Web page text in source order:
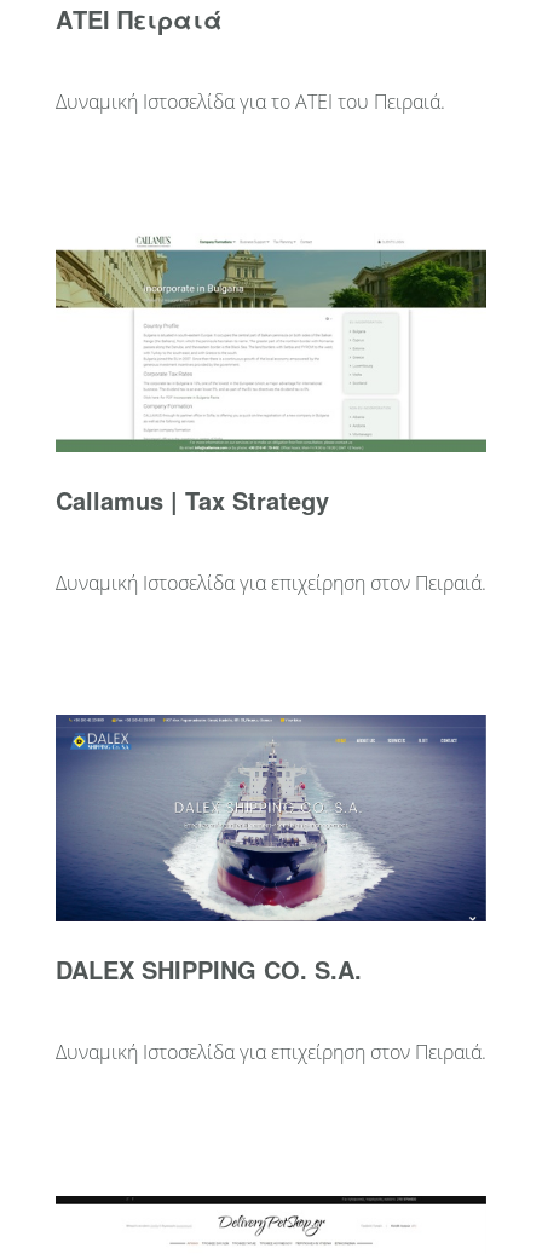
AΤΕΙ Πειραιά
Δυναμική Ιστοσελίδα για το ΑΤΕΙ του Πειραιά.
Callamus | Tax Strategy
Δυναμική Ιστοσελίδα για επιχείρηση στον Πειραιά.
DALEX SHIPPING CO. S.A.
Δυναμική Ιστοσελίδα για επιχείρηση στον Πειραιά.